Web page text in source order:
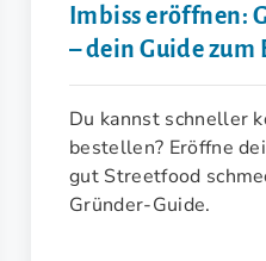
Imbiss eröffnen:
– dein Guide zum
Du kannst schneller
bestellen? Eröffne
gut Streetfood
Gründer-Guide.